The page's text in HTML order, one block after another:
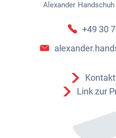
Alexander
+49 30
Link zur